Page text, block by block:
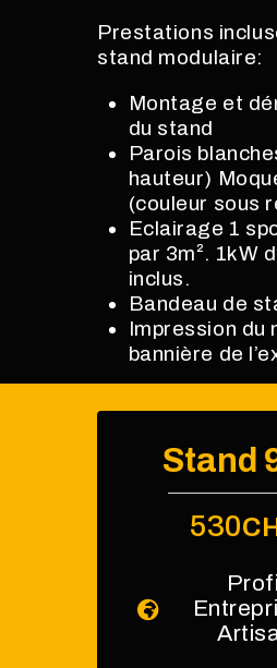
Prestations
stand modulaire:
Montage et
du stand
Parois
hauteur)
(couleur sous
Eclairage 1
par 3m². 1kW
inclus.
Bandeau de
Impression du
bannière de
Stand
530